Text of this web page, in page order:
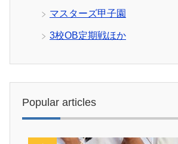
マスターズ甲子園
3校OB定期戦ほか
Popular articles